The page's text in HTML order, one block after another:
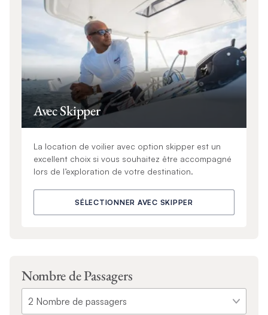
Avec Skipper
La location de voilier avec option skipper est un
excellent choix si vous souhaitez être accompagné
lors de l’exploration de votre destination.
SÉLECTIONNER AVEC SKIPPER
Nombre de Passagers